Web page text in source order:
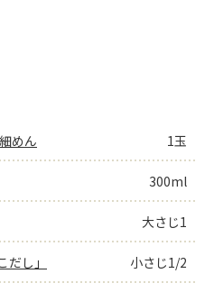
めん 1玉
300ml
大さじ1
だし」 小さじ1/2